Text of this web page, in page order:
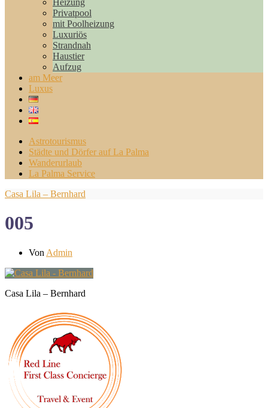
Heizung
Privatpool
mit Poolheizung
Luxuriös
Strandnah
Haustier
Aufzug
am Meer
Luxus
Astrotourismus
Städte und Dörfer auf La Palma
Wanderurlaub
La Palma Service
Casa Lila – Bernhard
005
Von Admin
Casa Lila – Bernhard